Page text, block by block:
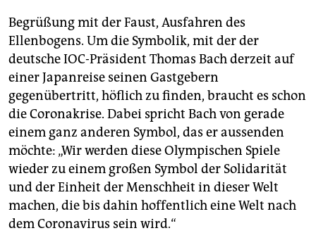
unterstützen
abo
genossenschaft
epaper login
Begrüßung mit der Faust, Ausfahren des
Ellenbogens. Um die Symbolik, mit der der
deutsche IOC-Präsident Thomas Bach derzeit auf
einer Japanreise seinen Gastgebern
gegenübertritt, höflich zu finden, braucht es schon
die Coronakrise. Dabei spricht Bach von gerade
einem ganz anderen Symbol, das er aussenden
möchte: „Wir werden diese Olympischen Spiele
wieder zu einem großen Symbol der Solidarität
und der Einheit der Menschheit in dieser Welt
machen, die bis dahin hoffentlich eine Welt nach
dem Coronavirus sein wird.“